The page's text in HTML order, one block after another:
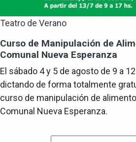
Teatro de Verano
Curso de Manipulación de
Comunal Nueva Esperanza
El sábado 4 y 5 de agosto de 9 a
dictando de forma totalmente
curso de manipulación de
Comunal Nueva Esperanza.